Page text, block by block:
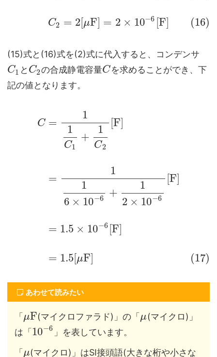
C2 = 2 μF = 2 × 10−6 F (16)
(15)式と(16)式を(2)式に代入すると、コンデンサ
C1 と C2の合成静電容量Cを求めることができ、下
記の値となります。
C =
=
=
=
1
1
C1
+
1
C2
[F]
1
1
6 × 10−6 +
1
2 × 10−6
[F]
1.5 × 10−6 F
1.5 μF (17)
あわせて読みたい
「 μF(マイクロファラド)」の「 μ(マイクロ)」
は「 10−6 」を表しています。
「 μ(マイクロ)」はSI接頭語(大きな桁や小さな